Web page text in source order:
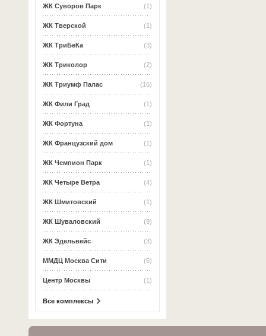
(1)
ЖК Суворов Парк
(1)
ЖК Тверской
(3)
ЖК ТриБеКа
(2)
ЖК Триколор
(16)
ЖК Триумф Палас
(1)
ЖК Фили Град
(1)
ЖК Фортуна
(1)
ЖК Французский дом
(1)
ЖК Чемпион Парк
(4)
ЖК Четыре Ветра
(1)
ЖК Шмитовский
(9)
ЖК Шуваловский
(3)
ЖК Эдельвейс
(5)
ММДЦ Москва Сити
(1)
Центр Москвы
Все комплексы